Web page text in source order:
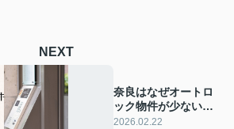
NEXT
奈良はなぜオートロ
ック物件が少ない？
｜治安データと街の
2026.02.22